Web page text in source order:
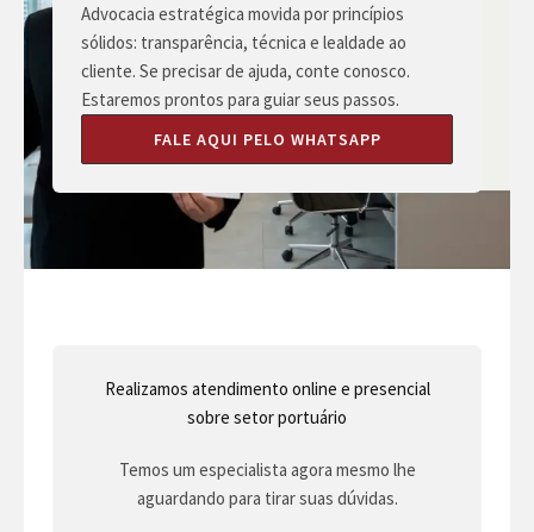
Advocacia estratégica movida por princípios
sólidos: transparência, técnica e lealdade ao
cliente. Se precisar de ajuda, conte conosco.
Estaremos prontos para guiar seus passos.
FALE AQUI PELO WHATSAPP
Realizamos atendimento online e presencial
sobre setor portuário
Temos um especialista agora mesmo lhe
aguardando para tirar suas dúvidas.